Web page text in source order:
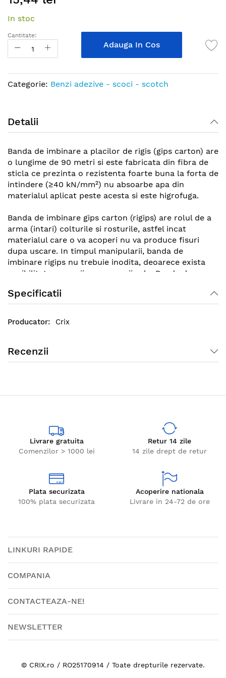
beginning
of
images
In stoc
Cantitate:
Adauga In Cos
Categorie: Benzi adezive - scoci - scotch
Detalii
Banda de imbinare a placilor de rigis (gips carton) are
o lungime de 90 metri si este fabricata din fibra de
sticla ce prezinta o rezistenta foarte buna la forta de
intindere (≥40 kN/mm²) nu absoarbe apa din
materialul aplicat peste acesta si este higrofuga.
Banda de imbinare gips carton (rigips) are rolul de a
arma (intari) colturile si rosturile, astfel incat
materialul care o va acoperi nu va produce fisuri
dupa uscare. In timpul manipularii, banda de
imbinare rigips nu trebuie inodita, deoarece exista
posibilitatea ruperii sau craparii sale. Banda de
de radiatiile solare.
Specificatii
Crix
Recenzii
Livrare gratuita
Comenzilor > 1000 lei
Retur 14 zile
14 zile drept de retur
Plata securizata
100% plata securizata
Acoperire nationala
Livrare in 24-72 de ore
LINKURI RAPIDE
COMPANIA
CONTACTEAZA-NE!
NEWSLETTER
© CRIX.ro / RO25170914 / Toate drepturile rezervate.